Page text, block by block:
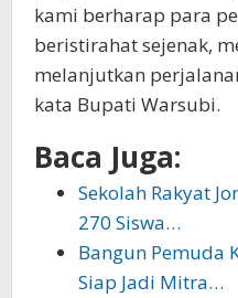
kami berharap para
beristirahat sejenak,
melanjutkan
kata Bupati Warsubi.
Baca Juga:
Sekolah Rakyat
270 Siswa…
Bangun Pemuda
Siap Jadi Mitra…